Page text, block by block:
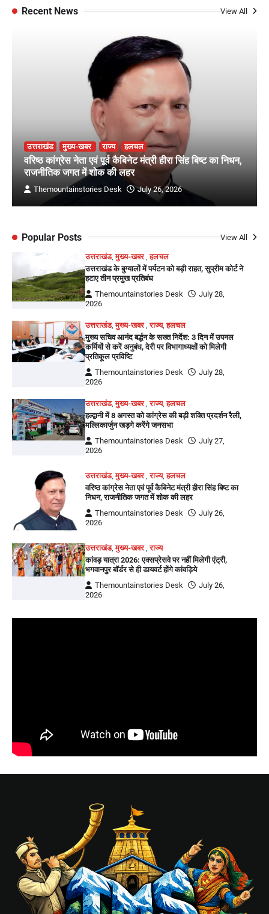
Recent News View All
उत्तराखंड मुख्य-खबर राज्य हलचल
वरिष्ठ कांग्रेस नेता एवं पूर्व कैबिनेट मंत्री हीरा सिंह बिष्ट का निधन,
राजनीतिक जगत में शोक की लहर
Themountainstories Desk July 26, 2026
Popular Posts View All
उत्तराखंड,मुख्य-खबर ,हलचल
उत्तराखंड के बुग्यालों में पर्यटन को बड़ी राहत, सुप्रीम कोर्ट ने
हटाए तीन प्रमुख प्रतिबंध
Themountainstories Desk
July 28,
2026
उत्तराखंड,मुख्य-खबर ,राज्य,हलचल
मुख्य सचिव आनंद बर्द्धन के सख्त निर्देश: 3 दिन में उपनल
कर्मियों से करें अनुबंध, देरी पर विभागाध्यक्षों को मिलेगी
प्रतिकूल प्रविष्टि
Themountainstories Desk
July 28,
2026
उत्तराखंड,मुख्य-खबर ,राज्य,हलचल
हल्द्वानी में 8 अगस्त को कांग्रेस की बड़ी शक्ति प्रदर्शन रैली,
मल्लिकार्जुन खड़गे करेंगे जनसभा
Themountainstories Desk
July 27,
2026
उत्तराखंड,मुख्य-खबर ,राज्य,हलचल
वरिष्ठ कांग्रेस नेता एवं पूर्व कैबिनेट मंत्री हीरा सिंह बिष्ट का
निधन, राजनीतिक जगत में शोक की लहर
Themountainstories Desk
July 26,
2026
उत्तराखंड,मुख्य-खबर ,राज्य
कांवड़ यात्रा 2026: एक्सप्रेसवे पर नहीं मिलेगी एंट्री,
भगवानपुर बॉर्डर से ही डायवर्ट होंगे कांवड़िये
Themountainstories Desk
July 26,
2026